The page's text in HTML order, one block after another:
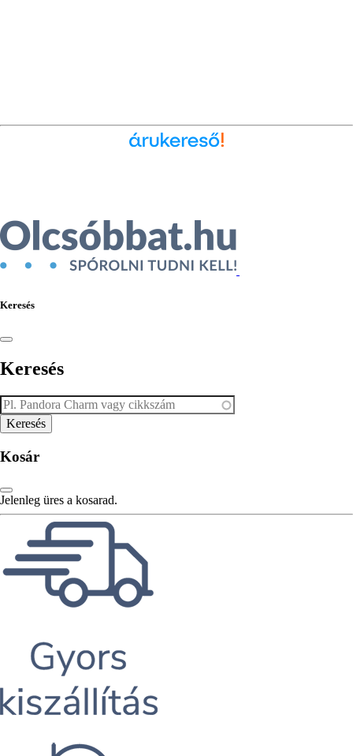
Keresés
Keresés
Kosár
Jelenleg üres a kosarad.